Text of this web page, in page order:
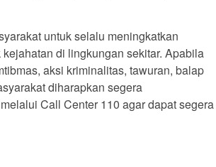
untuk selalu meningkatkan
di lingkungan sekitar. Apabila
aksi kriminalitas, tawuran, balap
diharapkan segera
Call Center 110 agar dapat segera